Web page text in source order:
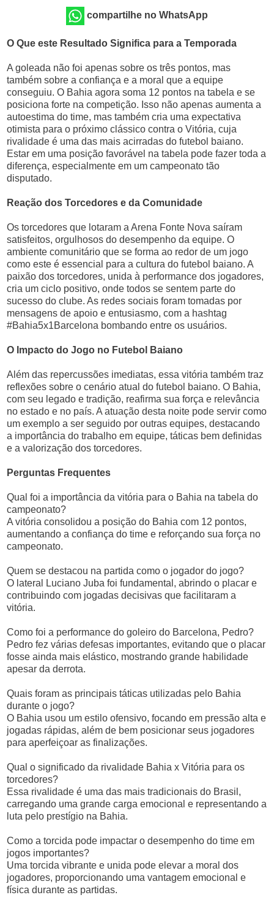
compartilhe no WhatsApp
O Que este Resultado Significa para a Temporada
A goleada não foi apenas sobre os três pontos, mas
também sobre a confiança e a moral que a equipe
conseguiu. O Bahia agora soma 12 pontos na tabela e se
posiciona forte na competição. Isso não apenas aumenta a
autoestima do time, mas também cria uma expectativa
otimista para o próximo clássico contra o Vitória, cuja
rivalidade é uma das mais acirradas do futebol baiano.
Estar em uma posição favorável na tabela pode fazer toda a
diferença, especialmente em um campeonato tão
disputado.
Reação dos Torcedores e da Comunidade
Os torcedores que lotaram a Arena Fonte Nova saíram
satisfeitos, orgulhosos do desempenho da equipe. O
ambiente comunitário que se forma ao redor de um jogo
como este é essencial para a cultura do futebol baiano. A
paixão dos torcedores, unida à performance dos jogadores,
cria um ciclo positivo, onde todos se sentem parte do
sucesso do clube. As redes sociais foram tomadas por
mensagens de apoio e entusiasmo, com a hashtag
#Bahia5x1Barcelona bombando entre os usuários.
O Impacto do Jogo no Futebol Baiano
Além das repercussões imediatas, essa vitória também traz
reflexões sobre o cenário atual do futebol baiano. O Bahia,
com seu legado e tradição, reafirma sua força e relevância
no estado e no país. A atuação desta noite pode servir como
um exemplo a ser seguido por outras equipes, destacando
a importância do trabalho em equipe, táticas bem definidas
e a valorização dos torcedores.
Perguntas Frequentes
Qual foi a importância da vitória para o Bahia na tabela do
campeonato?
A vitória consolidou a posição do Bahia com 12 pontos,
aumentando a confiança do time e reforçando sua força no
campeonato.
Quem se destacou na partida como o jogador do jogo?
O lateral Luciano Juba foi fundamental, abrindo o placar e
contribuindo com jogadas decisivas que facilitaram a
vitória.
Como foi a performance do goleiro do Barcelona, Pedro?
Pedro fez várias defesas importantes, evitando que o placar
fosse ainda mais elástico, mostrando grande habilidade
apesar da derrota.
Quais foram as principais táticas utilizadas pelo Bahia
durante o jogo?
O Bahia usou um estilo ofensivo, focando em pressão alta e
jogadas rápidas, além de bem posicionar seus jogadores
para aperfeiçoar as finalizações.
Qual o significado da rivalidade Bahia x Vitória para os
torcedores?
Essa rivalidade é uma das mais tradicionais do Brasil,
carregando uma grande carga emocional e representando a
luta pelo prestígio na Bahia.
Como a torcida pode impactar o desempenho do time em
jogos importantes?
Uma torcida vibrante e unida pode elevar a moral dos
jogadores, proporcionando uma vantagem emocional e
física durante as partidas.